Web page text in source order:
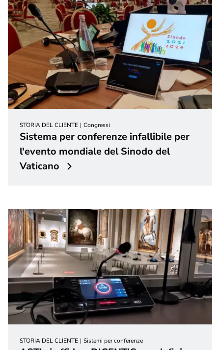
STORIA DEL CLIENTE Congressi
Sistema per conferenze infallibile per
l'evento mondiale del Sinodo del
Vaticano
STORIA DEL CLIENTE Sistemi per conferenze